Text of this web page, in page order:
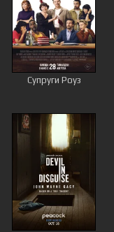
Супруги Роуз